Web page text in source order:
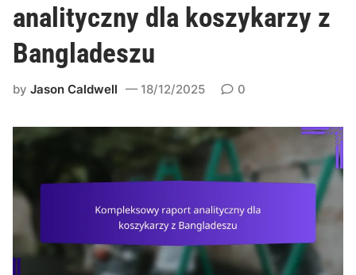
e
d
n
analityczny dla koszykarzy z
Bangladeszu
byJason Caldwell 18/12/2025 0